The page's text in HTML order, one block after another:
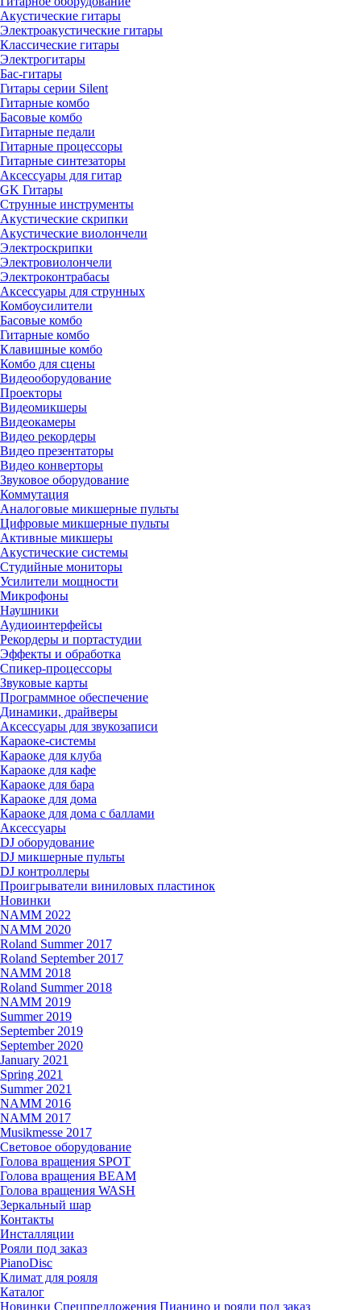
Акустические гитары
Электроакустические гитары
Классические гитары
Электрогитары
Бас-гитары
Гитары серии Silent
Гитарные комбо
Басовые комбо
Гитарные педали
Гитарные процессоры
Гитарные синтезаторы
Аксессуары для гитар
GK Гитары
Струнные инструменты
Акустические скрипки
Акустические виолончели
Электроскрипки
Электровиолончели
Электроконтрабасы
Аксессуары для струнных
Комбоусилители
Басовые комбо
Гитарные комбо
Клавишные комбо
Комбо для сцены
Видеооборудование
Проекторы
Видеомикшеры
Видеокамеры
Видео рекордеры
Видео презентаторы
Видео конверторы
Звуковое оборудование
Коммутация
Аналоговые микшерные пульты
Цифровые микшерные пульты
Активные микшеры
Акустические системы
Студийные мониторы
Усилители мощности
Микрофоны
Наушники
Аудиоинтерфейсы
Рекордеры и портастудии
Эффекты и обработка
Спикер-процессоры
Звуковые карты
Программное обеспечение
Динамики, драйверы
Аксессуары для звукозаписи
Караоке-системы
Караоке для клуба
Караоке для кафе
Караоке для бара
Караоке для дома
Караоке для дома с баллами
Аксессуары
DJ оборудование
DJ микшерные пульты
DJ контроллеры
Проигрыватели виниловых пластинок
Новинки
NAMM 2022
NAMM 2020
Roland Summer 2017
Roland September 2017
NAMM 2018
Roland Summer 2018
NAMM 2019
Summer 2019
September 2019
September 2020
January 2021
Spring 2021
Summer 2021
NAMM 2016
NAMM 2017
Musikmesse 2017
Световое оборудование
Голова вращения SPOT
Голова вращения BEAM
Голова вращения WASH
Зеркальный шар
Контакты
Инсталляции
Рояли под заказ
PianoDisc
Климат для рояля
Каталог
Новинки Спецпредложения Пианино и рояли под заказ